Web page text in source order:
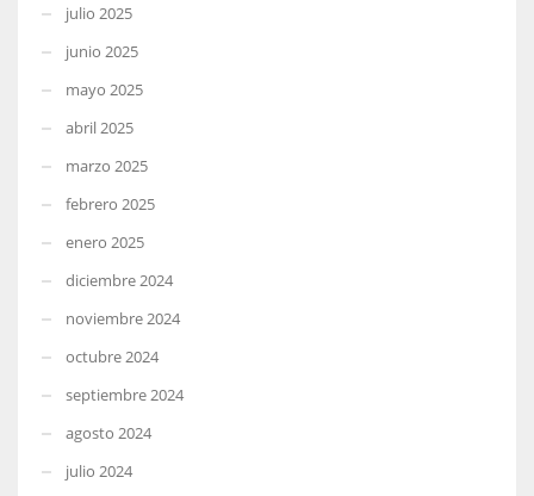
julio 2025
junio 2025
mayo 2025
abril 2025
marzo 2025
febrero 2025
enero 2025
diciembre 2024
noviembre 2024
octubre 2024
septiembre 2024
agosto 2024
julio 2024